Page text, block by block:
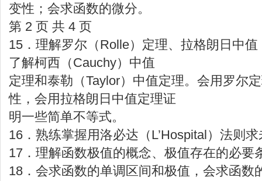
变性；会求函数的微分。
第 2 页 共 4 页
15．理解罗尔（Rolle）定理、拉格朗日中
了解柯西（Cauchy）中值
定理和泰勒（Taylor）中值定理。会用罗尔
性，会用拉格朗日中值定理证
明一些简单不等式。
16．熟练掌握用洛必达（L’Hospital）法则
17．理解函数极值的概念、极值存在的必要
18．会求函数的单调区间和极值，会求函数